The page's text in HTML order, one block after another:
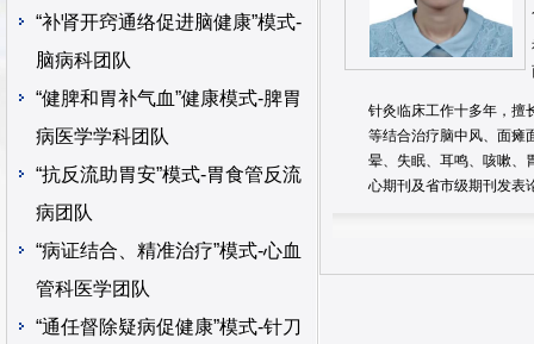
“补肾开窍通络促进脑健康”模式-
脑病科团队
“健脾和胃补气血”健康模式-脾胃
病医学学科团队
“抗反流助胃安”模式-胃食管反流
病团队
“病证结合、精准治疗”模式-心血
管科医学团队
“通任督除疑病促健康”模式-针刀
针灸临床工作十多年，擅
等结合治疗脑中风、面瘫
晕、失眠、耳鸣、咳嗽、
心期刊及省市级期刊发表